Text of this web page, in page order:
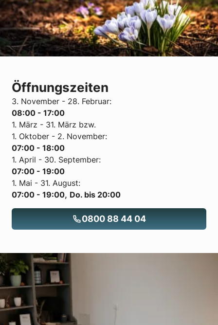
Öffnungszeiten
3. November - 28. Februar:
08:00 - 17:00
1. März - 31. März bzw.
1. Oktober - 2. November:
07:00 - 18:00
1. April - 30. September:
07:00 - 19:00
1. Mai - 31. August:
07:00 - 19:00, Do. bis 20:00
0800 88 44 04